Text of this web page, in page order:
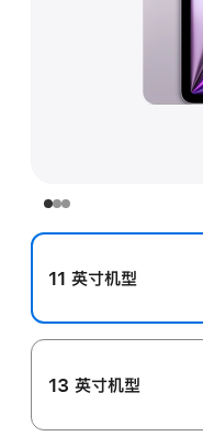
11 英寸机型
13 英寸机型